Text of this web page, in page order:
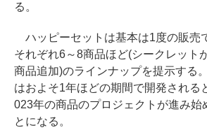
る。
ハッピーセットは基本は1度の販売
それぞれ6～8商品ほど(シークレット
商品追加)のラインナップを提示する
はおよそ1年ほどの期間で開発される
023年の商品のプロジェクトが進み始
とになる。